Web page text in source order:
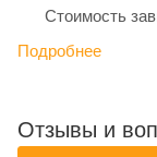
Стоимость
Подробнее
Отзывы и